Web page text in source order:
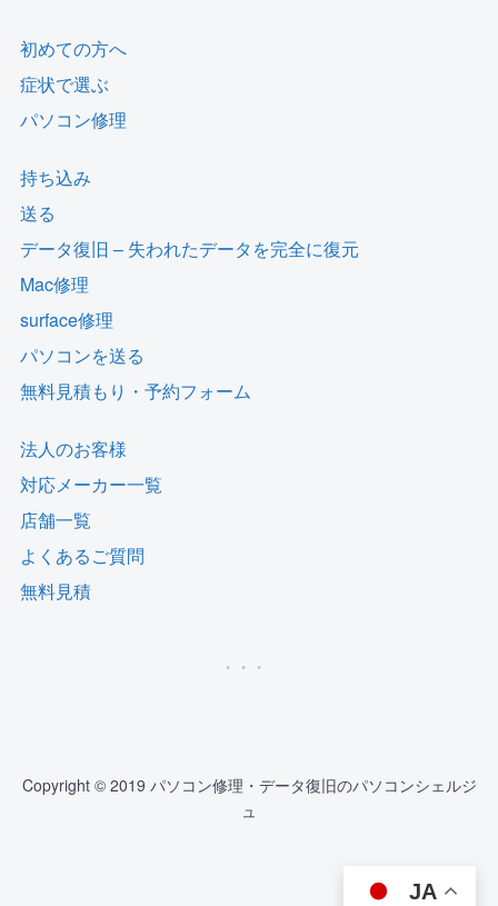
初めての方へ
症状で選ぶ
パソコン修理
持ち込み
送る
データ復旧 – 失われたデータを完全に復元
Mac修理
surface修理
パソコンを送る
無料見積もり・予約フォーム
法人のお客様
対応メーカー一覧
店舗一覧
よくあるご質問
無料見積
Copyright © 2019 パソコン修理・データ復旧のパソコンシェルジ
ュ
JA